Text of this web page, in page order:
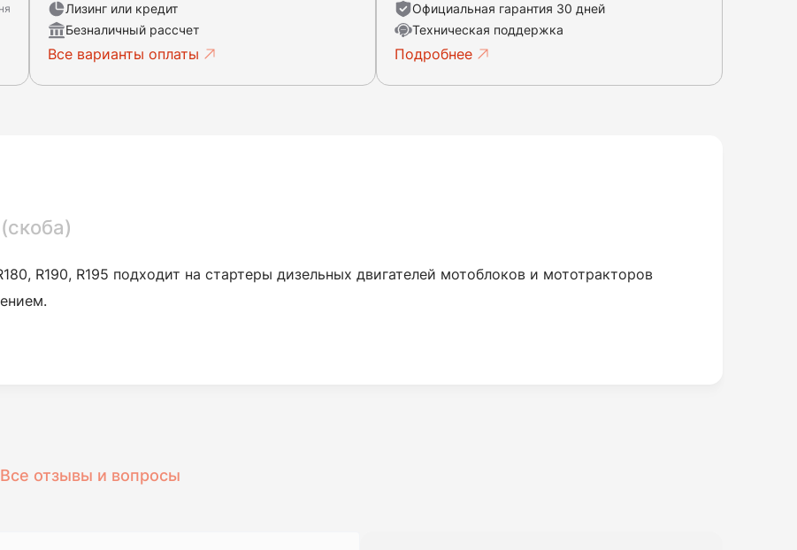
Лизинг или кредит
Безналичный рассчет
Все варианты оплаты
Официальная гарантия 30 дней
Техническая поддержка
Подробнее
R190, R195 подходит на стартеры дизельных двигателей мотоблоков и мототракторов
Все отзывы и вопросы